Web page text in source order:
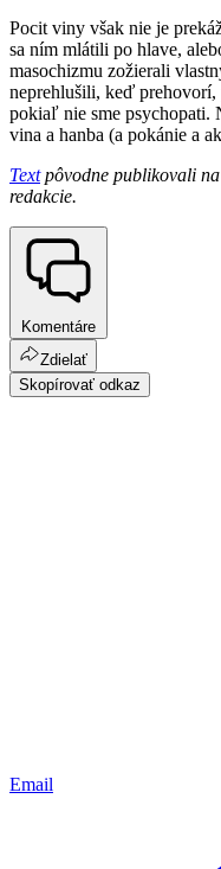
Pocit viny však nie je
sa ním mlátili po hlave,
masochizmu zožierali
neprehlušili, keď prehovorí,
pokiaľ nie sme psychopati.
vina a hanba (a pokánie a
Textpôvodne publikovali na
redakcie.
Komentáre
Zdielať
Skopírovať odkaz
Email